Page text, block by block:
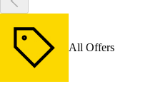
All Offers